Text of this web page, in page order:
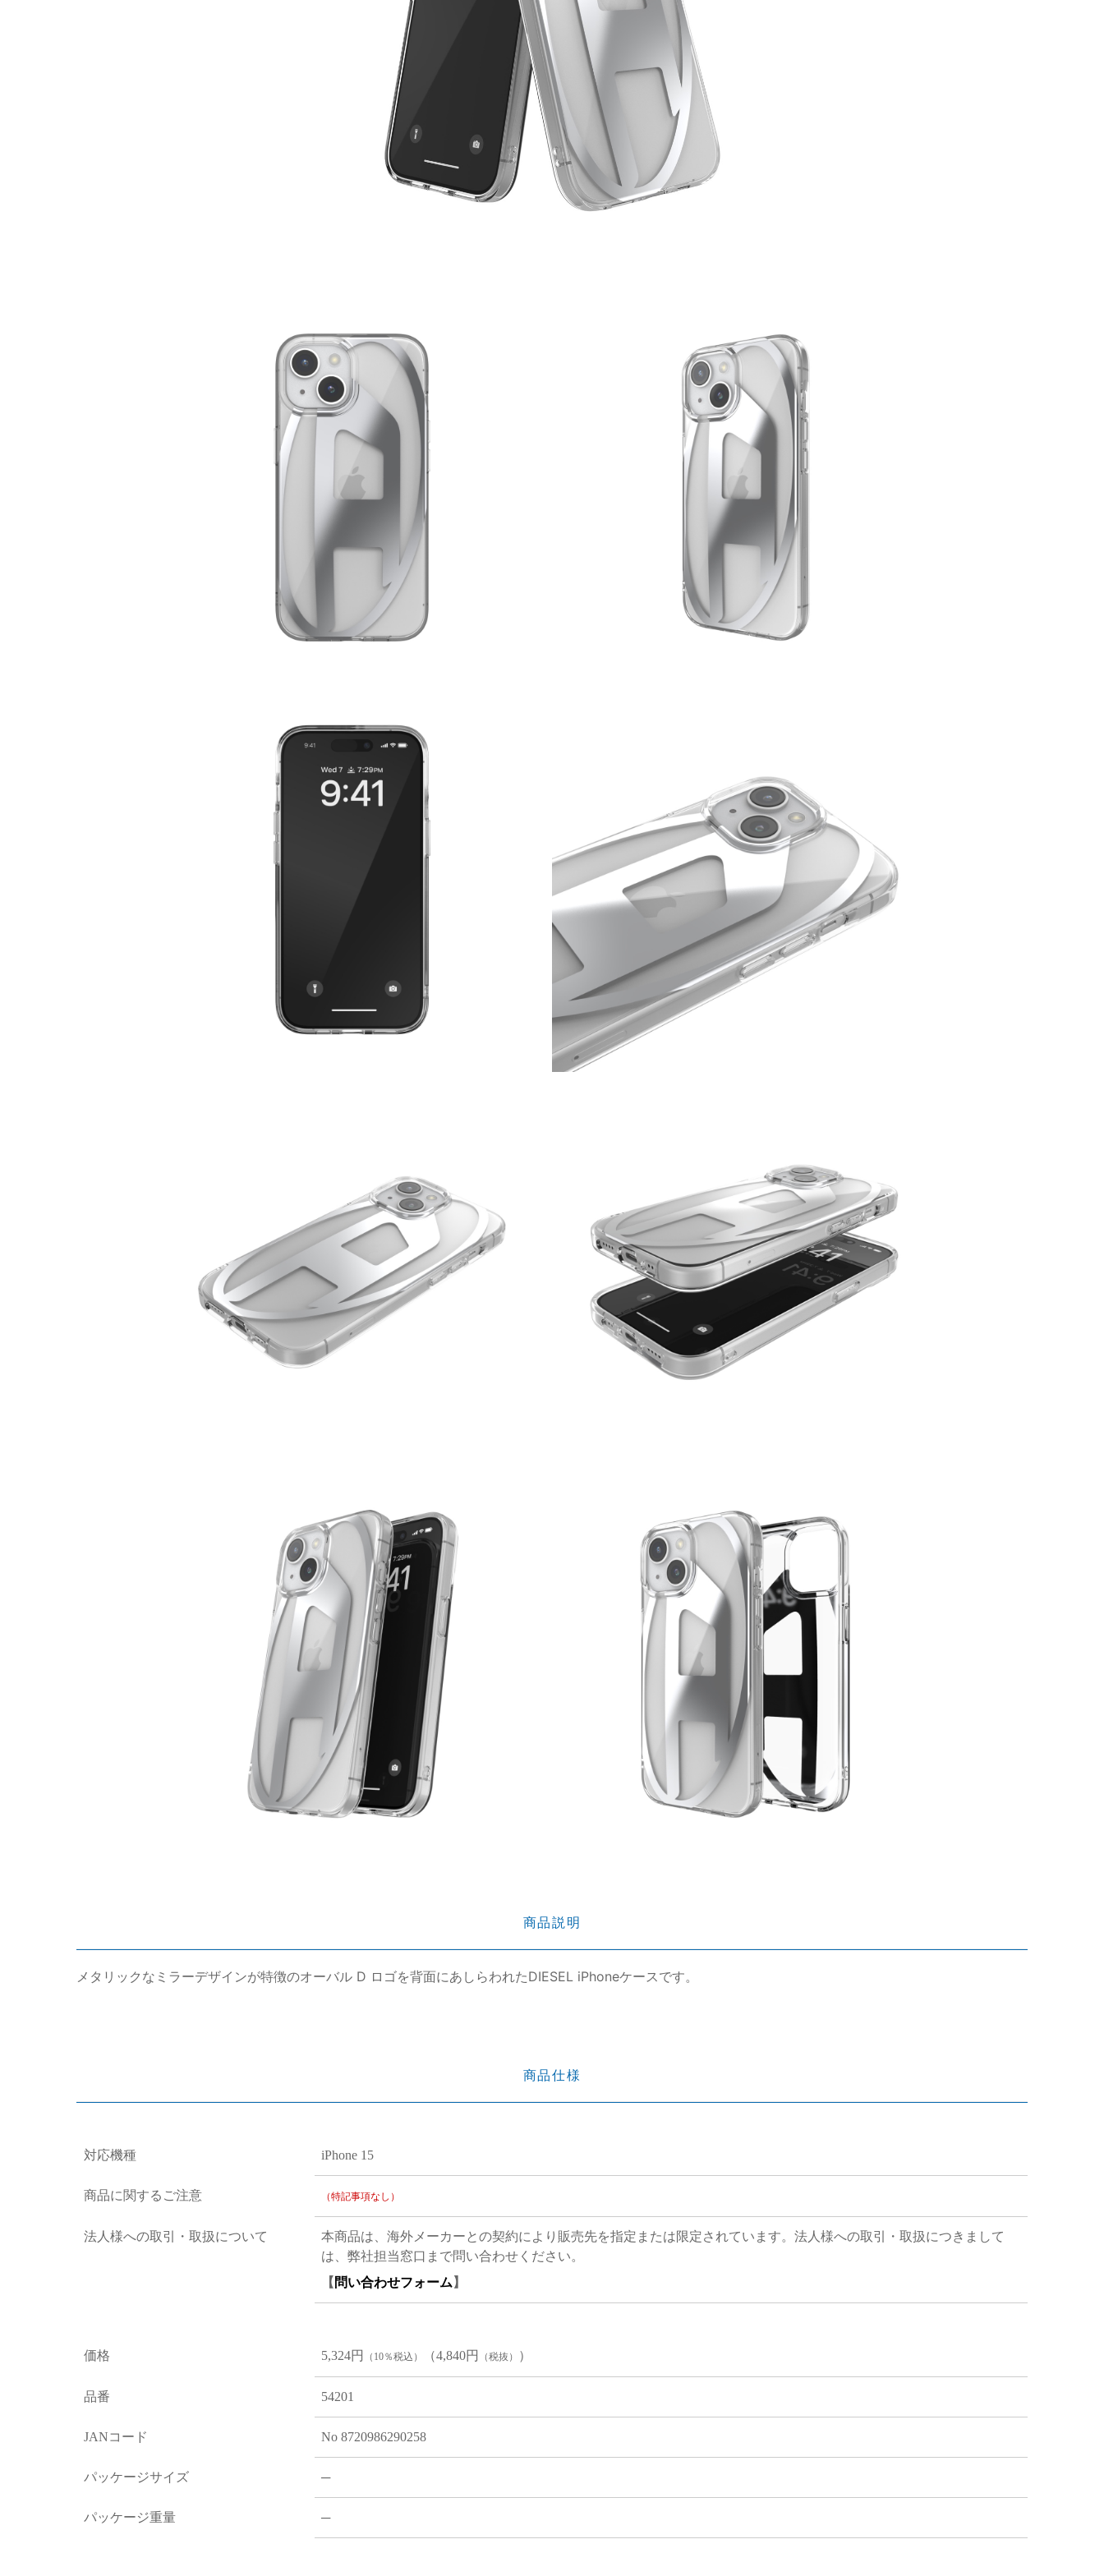
商品説明
メタリックなミラーデザインが特徴のオーバル D ロゴを背面にあしらわれたDIESEL iPhoneケースです。
商品仕様
対応機種 iPhone 15
商品に関するご注意 （特記事項なし）
法人様への取引・取扱について
本商品は、海外メーカーとの契約により販売先を指定または限定されています。法人様への取引・取扱につきまして
は、弊社担当窓口まで問い合わせください。
【 問い合わせフォーム 】
価格 5,324円 （10％税込） （4,840円 （税抜） ）
品番 54201
JANコード No 8720986290258
パッケージサイズ ─
パッケージ重量 ─